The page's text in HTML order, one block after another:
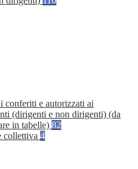
conferiti e autorizzati ai
(dirigenti e non dirigenti) (da
in tabelle) 82
collettiva 4